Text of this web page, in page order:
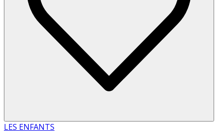
LES ENFANTS